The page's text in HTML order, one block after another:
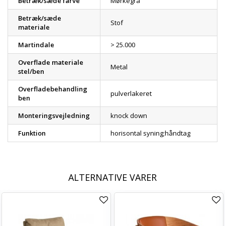
Betræk/sæde
materiale
Stof
Martindale
> 25.000
Overflade materiale
stel/ben
Metal
Overfladebehandling
ben
pulverlakeret
Monteringsvejledning
knock down
Funktion
horisontal syning;håndtag
ALTERNATIVE VARER